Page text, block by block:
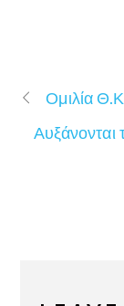
Ομιλία
Αυξάνονται